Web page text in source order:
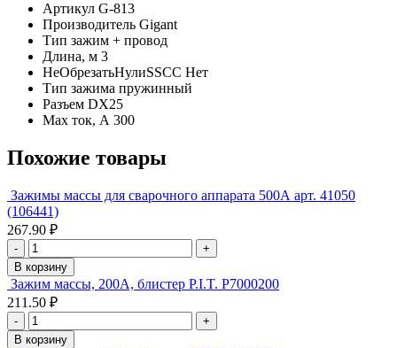
Артикул G-813
Производитель Gigant
Тип зажим + провод
Длина, м 3
НеОбрезатьНулиSSCC Нет
Тип зажима пружинный
Разъем DX25
Max ток, А 300
Похожие товары
Зажимы массы для сварочного аппарата 500А арт. 41050
(106441)
267.90 ₽
-
+
В корзину
Зажим массы, 200А, блистер P.I.T. P7000200
211.50 ₽
-
+
В корзину